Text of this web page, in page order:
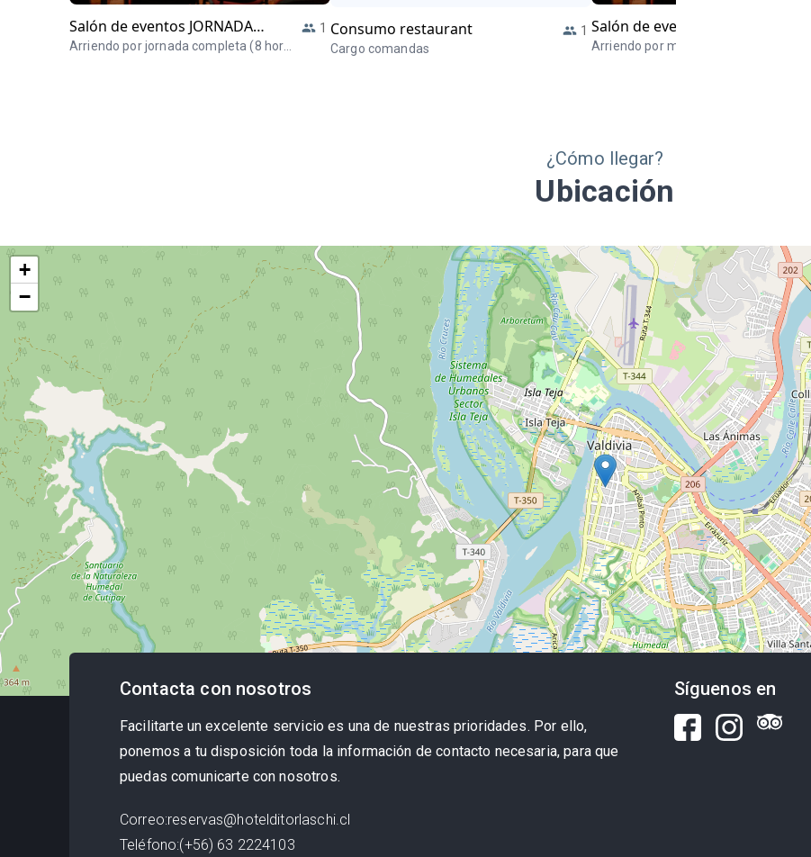
Salón de eventos JORNADA
COMPLETA
Arriendo por jornada completa (8 horas
1 Consumo restaurant
Cargo comandas
1 Salón de eventos MEDIA
JORNADA
Arriendo por media jornada (4 horas
universal. Opción de coffee break en el
mismo espacio o en la Trattoria (sujeto
a disponibilidad). Estacionamiento
¿Cómo llegar?
Ubicación
+
−
Contacta con nosotros
Facilitarte un excelente servicio es una de nuestras prioridades. Por ello,
ponemos a tu disposición toda la información de contacto necesaria, para que
puedas comunicarte con nosotros.
Correo:reservas@hotelditorlaschi.cl
Teléfono:(+56) 63 2224103
Síguenos en